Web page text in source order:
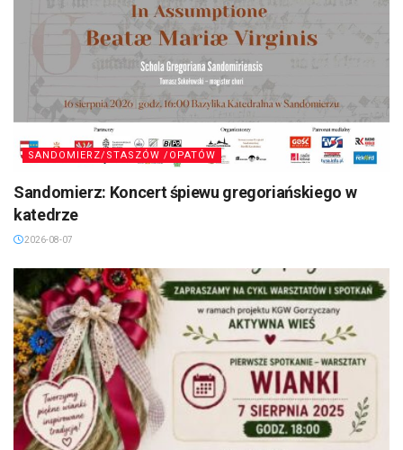
SANDOMIERZ/STASZÓW /OPATÓW
Sandomierz: Koncert śpiewu gregoriańskiego w
katedrze
2026-08-07